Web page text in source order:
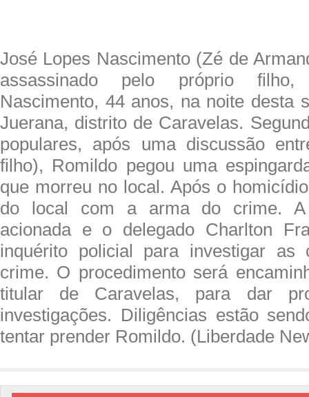
José Lopes Nascimento (Zé de
assassinado pelo próprio
Nascimento, 44 anos, na noite desta
Juerana, distrito de Caravelas.
populares, após uma discussão
filho), Romildo pegou uma
que morreu no local. Após o
do local com a arma do crime.
acionada e o delegado Charlton
inquérito policial para investigar as
crime. O procedimento será
titular de Caravelas, para dar
investigações. Diligências estão
tentar prender Romildo. (Liberdade